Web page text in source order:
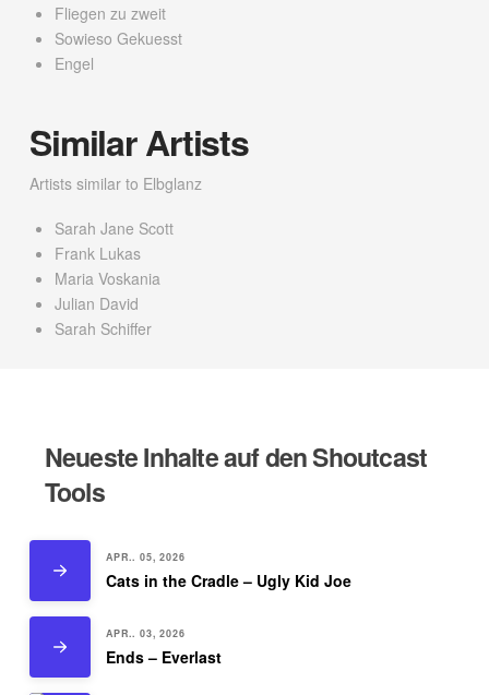
Fliegen zu zweit
Sowieso Gekuesst
Engel
Similar Artists
Artists similar to Elbglanz
Sarah Jane Scott
Frank Lukas
Maria Voskania
Julian David
Sarah Schiffer
Neueste Inhalte auf den Shoutcast
Tools
APR.. 05, 2026
Cats in the Cradle – Ugly Kid Joe
APR.. 03, 2026
Ends – Everlast